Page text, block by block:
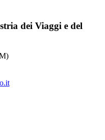
dei Viaggi e del